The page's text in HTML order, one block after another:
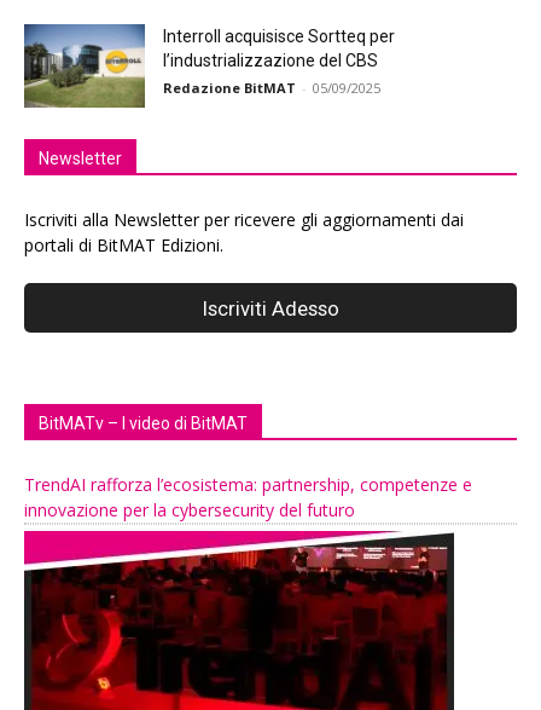
Interroll acquisisce Sortteq per
l’industrializzazione del CBS
Redazione BitMAT - 05/09/2025
Newsletter
Iscriviti alla Newsletter per ricevere gli aggiornamenti dai
portali di BitMAT Edizioni.
BitMATv – I video di BitMAT
TrendAI rafforza l’ecosistema: partnership, competenze e
innovazione per la cybersecurity del futuro